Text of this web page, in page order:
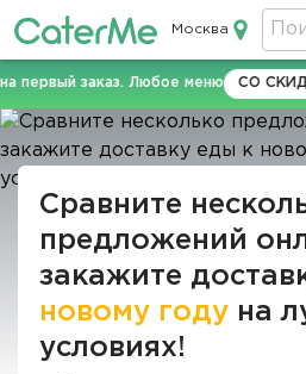
Кейтеринг
Москва
Любое меню СО СКИДКОЙ 5% для
Строка
Сравните
предложений
закажите
новому году на
условиях!